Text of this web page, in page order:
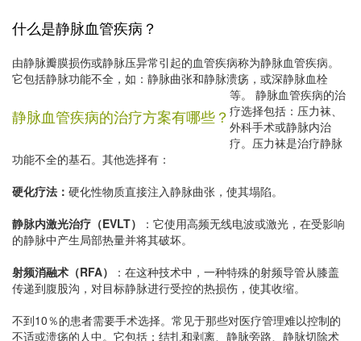
什么是静脉血管疾病？
由静脉瓣膜损伤或静脉压异常引起的血管疾病称为静脉血管疾病。
它包括静脉功能不全，如：静脉曲张和静脉溃疡，或深静脉血栓
等。
静脉血管疾病的治疗方案有哪些？
静脉血管疾病的治
疗选择包括：压力袜、
外科手术或静脉内治
疗。压力袜是治疗静脉
功能不全的基石。其他选择有：
硬化疗法： 硬化性物质直接注入静脉曲张，使其塌陷。
静脉内激光治疗（EVLT）
：它使用高频无线电波或激光，在受影响
的静脉中产生局部热量并将其破坏。
射频消融术（RFA）
：在这种技术中，一种特殊的射频导管从膝盖
传递到腹股沟，对目标静脉进行受控的热损伤，使其收缩。
不到10％的患者需要手术选择。常见于那些对医疗管理难以控制的
不适或溃疡的人中。它包括：结扎和剥离、静脉旁路、静脉切除术